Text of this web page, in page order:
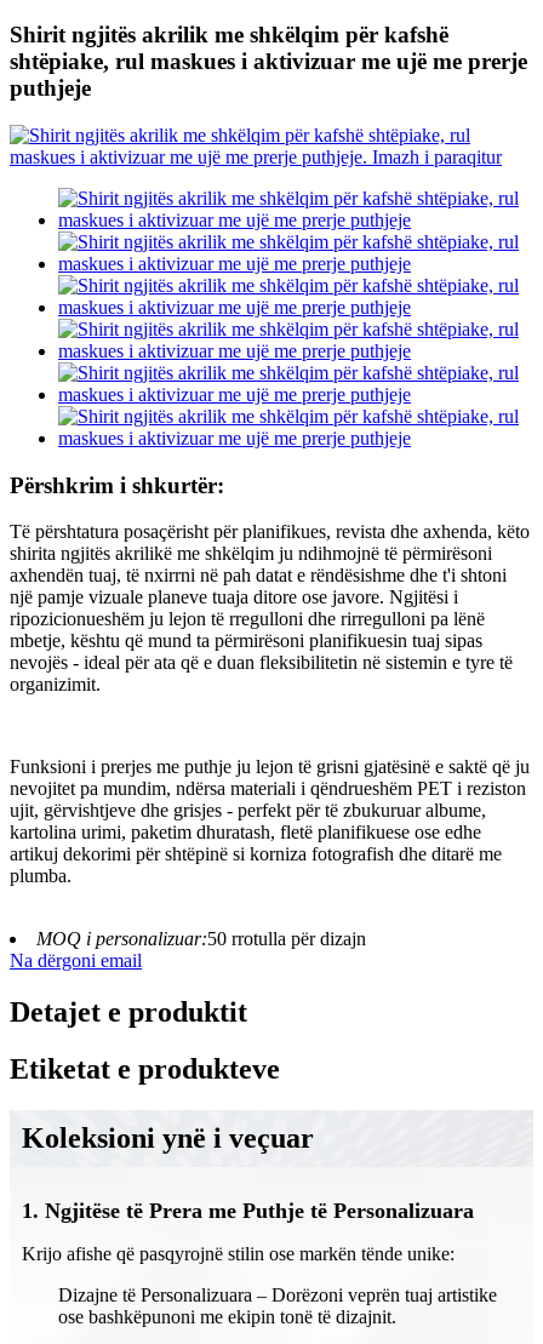
Shirit ngjitës akrilik me shkëlqim për kafshë
shtëpiake, rul maskues i aktivizuar me ujë me prerje
puthjeje
Përshkrim i shkurtër:
Të përshtatura posaçërisht për planifikues, revista dhe axhenda, këto
shirita ngjitës akrilikë me shkëlqim ju ndihmojnë të përmirësoni
axhendën tuaj, të nxirrni në pah datat e rëndësishme dhe t'i shtoni
një pamje vizuale planeve tuaja ditore ose javore. Ngjitësi i
ripozicionueshëm ju lejon të rregulloni dhe rirregulloni pa lënë
mbetje, kështu që mund ta përmirësoni planifikuesin tuaj sipas
nevojës - ideal për ata që e duan fleksibilitetin në sistemin e tyre të
organizimit.
Funksioni i prerjes me puthje ju lejon të grisni gjatësinë e saktë që ju
nevojitet pa mundim, ndërsa materiali i qëndrueshëm PET i reziston
ujit, gërvishtjeve dhe grisjes - perfekt për të zbukuruar albume,
kartolina urimi, paketim dhuratash, fletë planifikuese ose edhe
artikuj dekorimi për shtëpinë si korniza fotografish dhe ditarë me
plumba.
MOQ i personalizuar:50 rrotulla për dizajn
Na dërgoni email
Detajet e produktit
Etiketat e produkteve
Koleksioni ynë i veçuar
1. Ngjitëse të Prera ​​me Puthje të Personalizuara
Krijo afishe që pasqyrojnë stilin ose markën tënde unike:
Dizajne të Personalizuara – Dorëzoni veprën tuaj artistike
ose bashkëpunoni me ekipin tonë të dizajnit.